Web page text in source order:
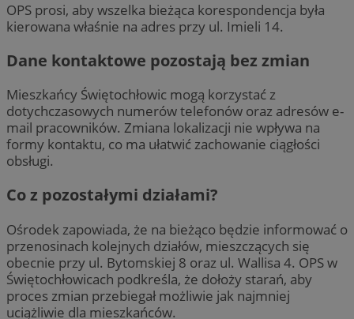
OPS prosi, aby wszelka bieżąca korespondencja była
kierowana właśnie na adres przy ul. Imieli 14.
Dane kontaktowe pozostają bez zmian
Mieszkańcy Świętochłowic mogą korzystać z
dotychczasowych numerów telefonów oraz adresów e-
mail pracowników. Zmiana lokalizacji nie wpływa na
formy kontaktu, co ma ułatwić zachowanie ciągłości
obsługi.
Co z pozostałymi działami?
Ośrodek zapowiada, że na bieżąco będzie informować o
przenosinach kolejnych działów, mieszczących się
obecnie przy ul. Bytomskiej 8 oraz ul. Wallisa 4. OPS w
Świętochłowicach podkreśla, że dołoży starań, aby
proces zmian przebiegał możliwie jak najmniej
uciążliwie dla mieszkańców.